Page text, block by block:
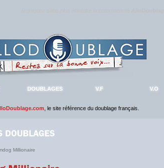
DOUBLAGES V.F V.O
, le site référence du doublage français.
Millionaire